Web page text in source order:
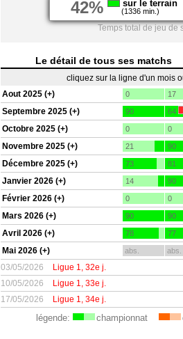
42% sur le terrain
(1336 min.)
Temps total de jeu de
Le détail de tous ses matchs
cliquez sur la ligne d'un mois
Aout 2025 (+)
0 17
Septembre 2025 (+) 90 64
Octobre 2025 (+) 0 0
Novembre 2025 (+) 21 90
Décembre 2025 (+) 73 81
Janvier 2026 (+) 14 90
Février 2026 (+) 0 0
Mars 2026 (+) 90 90
Avril 2026 (+) 78 77
Mai 2026 (+) abs. abs.
03/05/2026 Ligue 1, 32e j.
10/05/2026
Ligue 1, 33e j.
17/05/2026
Ligue 1, 34e j.
légende: championnat